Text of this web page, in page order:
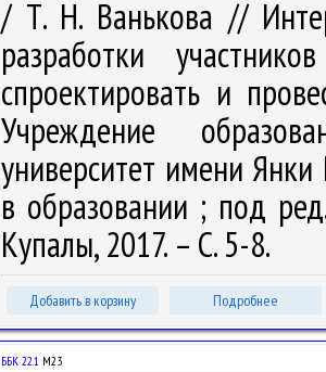
/ Т. Н. Ванькова //
разработки
спроектировать и
Учреждение
университет имени
в образовании ; под
Купалы, 2017. – С. 5-8.
Добавить в корзину Подробнее
ББК 22.1 М23